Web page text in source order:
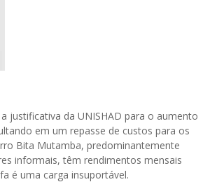
justificativa da UNISHAD para o aumento
em um repasse de custos para os
Bita Mutamba, predominantemente
informais, têm rendimentos mensais
é uma carga insuportável.